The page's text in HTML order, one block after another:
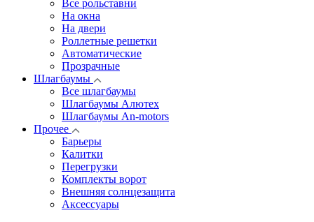
Все рольставни
На окна
На двери
Роллетные решетки
Автоматические
Прозрачные
Шлагбаумы
Все шлагбаумы
Шлагбаумы Алютех
Шлагбаумы An-motors
Прочее
Барьеры
Калитки
Перегрузки
Комплекты ворот
Внешняя солнцезащита
Аксессуары